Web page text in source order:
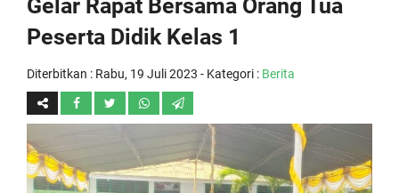
Gelar Rapat Bersama Orang Tua
Peserta Didik Kelas 1
Diterbitkan : Rabu, 19 Juli 2023 - Kategori : Berita